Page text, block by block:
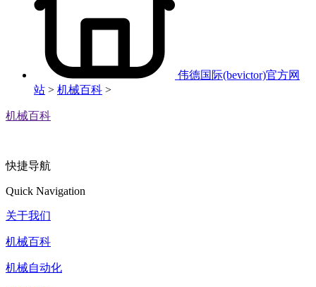
伟德国际(bevictor)官方网
站 > 机械百科 >
机械百科
快捷导航
Quick Navigation
关于我们
机械百科
机械自动化